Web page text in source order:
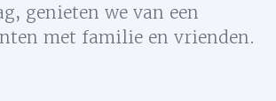
genieten we van een
met familie en vrienden.